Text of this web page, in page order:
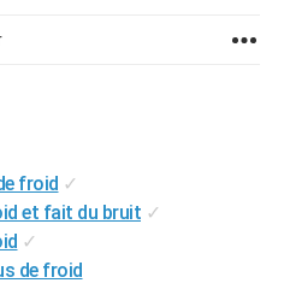
froid ✓
et fait du bruit ✓
✓
de froid